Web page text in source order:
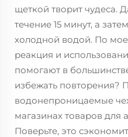
щеткой творит чудеса.
течение 15 минут, а
холодной водой. По
реакция и
помогают в
избежать повторения?
водонепроницаемые
магазинах товаров для
Поверьте, это